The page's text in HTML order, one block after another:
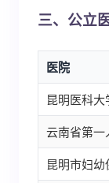
三、公立
医院
昆明医科
云南省第
昆明市妇